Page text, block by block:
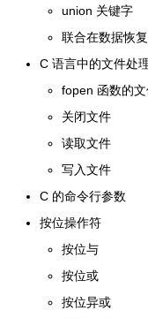
union 关键字
联合在数据恢
C 语言中的文件处
fopen 函数的
关闭文件
读取文件
写入文件
C 的命令行参数
按位操作符
按位与
按位或
按位异或